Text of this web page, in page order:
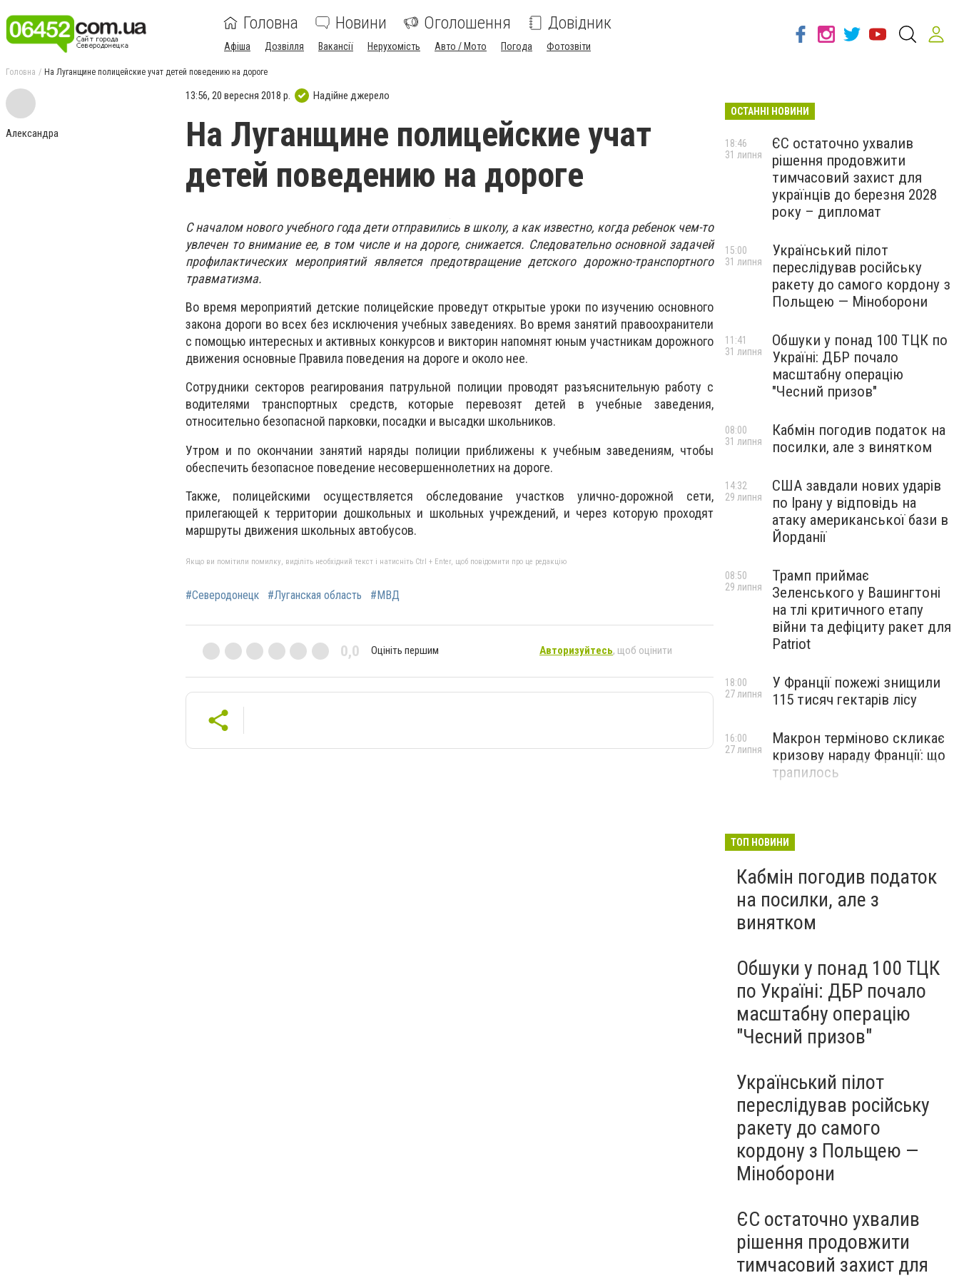
Головна Новини Оголошення Довідник
Афіша Дозвілля Вакансії Нерухомість Авто / Мото Погода Фотозвіти
Головна На Луганщине полицейские учат детей поведению на дороге
Александра
13:56, 20 вересня 2018 р. Надійне джерело
На Луганщине полицейские учат
детей поведению на дороге
С началом нового учебного года дети отправились в школу, а как известно, когда ребенок чем-то
увлечен то внимание ее, в том числе и на дороге, снижается. Следовательно основной задачей
профилактических мероприятий является предотвращение детского дорожно-транспортного
травматизма.
Во время мероприятий детские полицейские проведут открытые уроки по изучению основного
закона дороги во всех без исключения учебных заведениях. Во время занятий правоохранители
с помощью интересных и активных конкурсов и викторин напомнят юным участникам дорожного
движения основные Правила поведения на дороге и около нее.
Сотрудники секторов реагирования патрульной полиции проводят разъяснительную работу с
водителями транспортных средств, которые перевозят детей в учебные заведения,
относительно безопасной парковки, посадки и высадки школьников.
Утром и по окончании занятий наряды полиции приближены к учебным заведениям, чтобы
обеспечить безопасное поведение несовершеннолетних на дороге.
Также, полицейскими осуществляется обследование участков улично-дорожной сети,
прилегающей к территории дошкольных и школьных учреждений, и через которую проходят
маршруты движения школьных автобусов.
Якщо ви помітили помилку, виділіть необхідний текст і натисніть Ctrl + Enter, щоб повідомити про це редакцію
#Северодонецк #Луганская область #МВД
0,0 Оцініть першим Авторизуйтесь, щоб оцінити
ОСТАННІ НОВИНИ
ЄС остаточно ухвалив
рішення продовжити
тимчасовий захист для
українців до березня 2028
року – дипломат
18:46
31 липня
Український пілот
переслідував російську
ракету до самого кордону з
Польщею — Міноборони
15:00
31 липня
Обшуки у понад 100 ТЦК по
Україні: ДБР почало
масштабну операцію
"Чесний призов"
11:41
31 липня
Кабмін погодив податок на
посилки, але з винятком
08:00
31 липня
США завдали нових ударів
по Ірану у відповідь на
атаку американської бази в
Йорданії
14:32
29 липня
Трамп приймає
Зеленського у Вашингтоні
на тлі критичного етапу
війни та дефіциту ракет для
Patriot
08:50
29 липня
У Франції пожежі знищили
115 тисяч гектарів лісу
18:00
27 липня
Макрон терміново скликає
кризову нараду Франції: що
трапилось
16:00
27 липня
ТОП НОВИНИ
Кабмін погодив податок
на посилки, але з
винятком
Обшуки у понад 100 ТЦК
по Україні: ДБР почало
масштабну операцію
"Чесний призов"
Український пілот
переслідував російську
ракету до самого
кордону з Польщею —
Міноборони
ЄС остаточно ухвалив
рішення продовжити
тимчасовий захист для